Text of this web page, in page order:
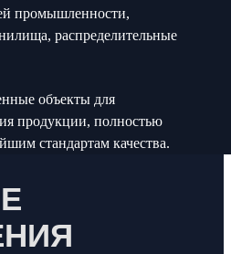
промышленности,
распределительные
объекты для
продукции, полностью
стандартам качества.